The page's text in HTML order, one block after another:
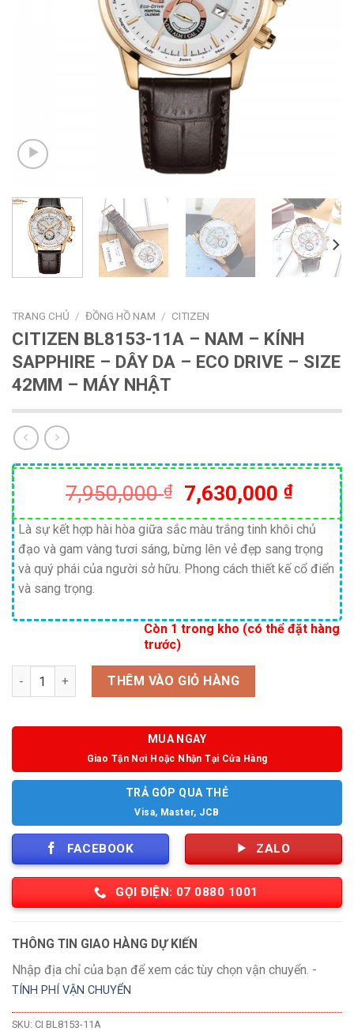
TRANG CHỦ / ĐỒNG HỒ NAM / CITIZEN
CITIZEN BL8153-11A – NAM – KÍNH
SAPPHIRE – DÂY DA – ECO DRIVE – SIZE
42MM – MÁY NHẬT
7,950,000₫
Giá
gốc
là:
7,950,000 ₫.
7,630,000 ₫Giá
hiện
tại
là:
Là sự kết hợp hài hòa giữa sắc màu trắng tinh khôi chủ
đạo và gam vàng tươi sáng, bừng lên vẻ đẹp sang trọng
và quý phái của người sở hữu. Phong cách thiết kế cổ điển
và sang trọng.
Còn 1 trong kho (có thể đặt hàng
trước)
Số lượng THÊM VÀO GIỎ HÀNG
MUA NGAY
Giao Tận Nơi Hoặc Nhận Tại Cửa Hàng
TRẢ GÓP QUA THẺ
Visa, Master, JCB
FACEBOOK ZALO
GỌI ĐIỆN: 07 0880 1001
THÔNG TIN GIAO HÀNG DỰ KIẾN
Nhập địa chỉ của bạn để xem các tùy chọn vận chuyển. -
TÍNH PHÍ VẬN CHUYỂN
SKU: CI BL8153-11A